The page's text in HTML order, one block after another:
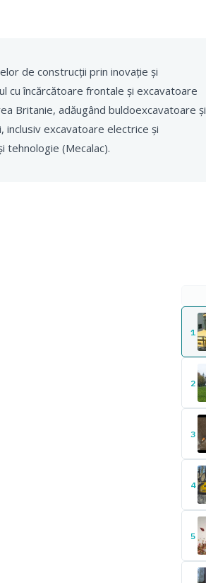
de construcții prin inovație și
cu încărcătoare frontale și excavatoare
Britanie, adăugând buldoexcavatoare și
inclusiv excavatoare electrice și
tehnologie (Mecalac).
1
2
3
4
5